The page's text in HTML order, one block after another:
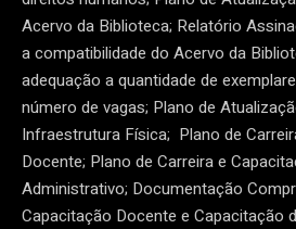
Acervo da Biblioteca; Relatório
a compatibilidade do Acervo da
adequação a quantidade de
número de vagas; Plano de
Infraestrutura Física; Plano de
Docente; Plano de Carreira e
Administrativo; Documentação
Capacitação Docente e Capacitação